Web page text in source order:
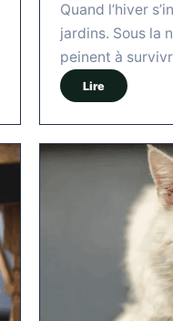
Quand l’hiver
jardins. Sous la
peinent à
Lire